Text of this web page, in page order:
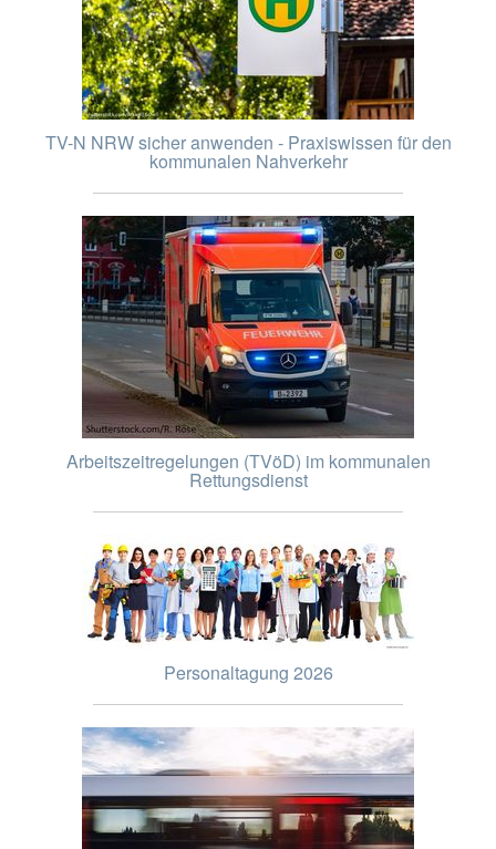
TV-N NRW sicher anwenden - Praxiswissen für den
kommunalen Nahverkehr
Arbeitszeitregelungen (TVöD) im kommunalen
Rettungsdienst
Personaltagung 2026